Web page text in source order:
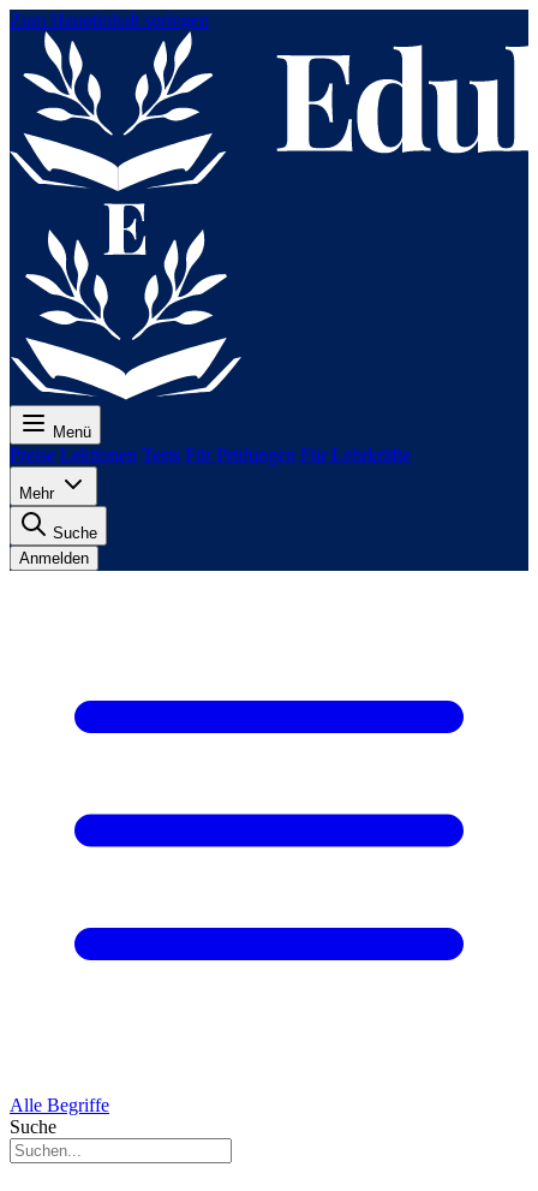
Zum Hauptinhalt springen
Menü
Preise Lektionen Tests Für Prüfungen Für Lehrkräfte
Mehr
Suche
Anmelden
Alle Begriffe
Suche